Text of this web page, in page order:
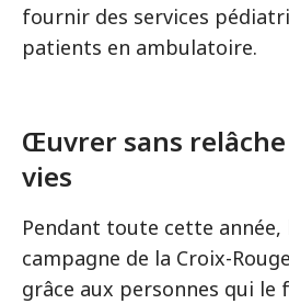
fournir des services
patients en ambulatoire.
Œuvrer sans relâche
vies
Pendant toute cette
campagne de la Croix-
grâce aux personnes qui le